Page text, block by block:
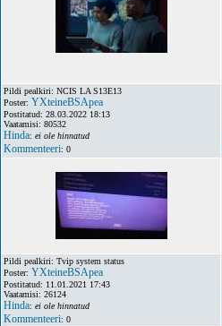
Pildi pealkiri: NCIS LA S13E13
Poster: YXteineBSApea
Postitatud: 28.03.2022 18:13
Vaatamisi: 80532
Hinda: ei ole hinnatud
Kommenteeri: 0
Pildi pealkiri: Tvip system status
Poster: YXteineBSApea
Postitatud: 11.01.2021 17:43
Vaatamisi: 26124
Hinda: ei ole hinnatud
Kommenteeri: 0